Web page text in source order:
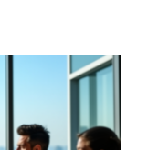
?